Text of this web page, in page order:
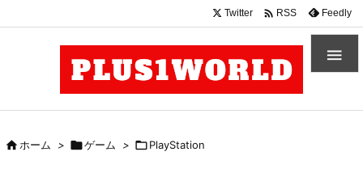

Twitter  RSS Feedly
ホーム > ゲーム > PlayStation